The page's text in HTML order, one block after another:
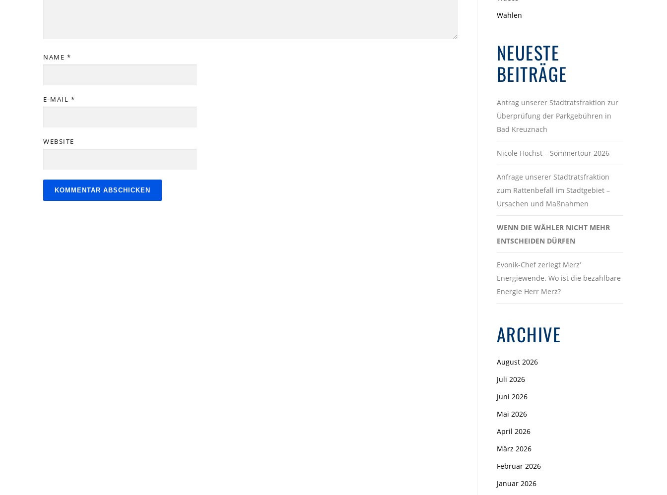
NAME *
E-MAIL *
WEBSITE
Wahlen
NEUESTE
BEITRÄGE
Antrag unserer Stadtratsfraktion zur
Überprüfung der Parkgebühren in
Bad Kreuznach
Nicole Höchst – Sommertour 2026
Anfrage unserer Stadtratsfraktion
zum Rattenbefall im Stadtgebiet –
Ursachen und Maßnahmen
WENN DIE WÄHLER NICHT MEHR
ENTSCHEIDEN DÜRFEN
Evonik-Chef zerlegt Merz‘
Energiewende. Wo ist die bezahlbare
Energie Herr Merz?
ARCHIVE
August 2026
Juli 2026
Juni 2026
Mai 2026
April 2026
März 2026
Februar 2026
Januar 2026